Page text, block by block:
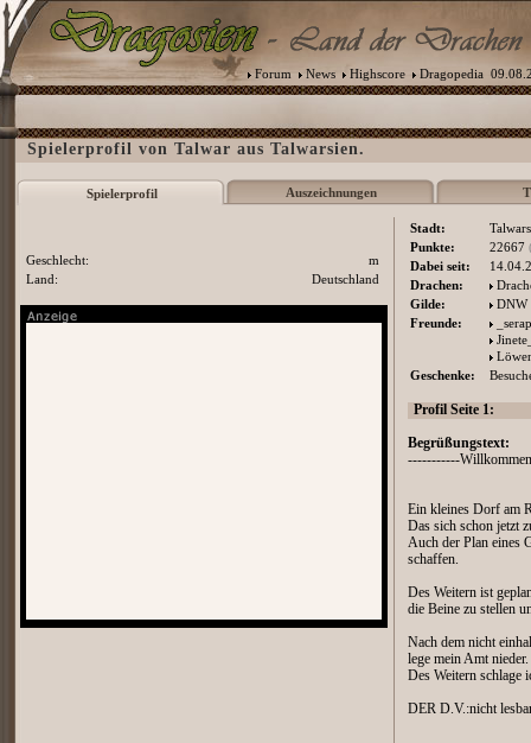
Forum News Highscore Dragopedia
Spielerprofil von Talwar aus Talwarsien.
Spielerprofil Auszeichnungen
Stadt:
Punkte:
22667
Dabei seit:
Drachen:
Gilde:
DNW
Freunde:
Geschenke:
Profil Seite 1:
Begrüßungstext:
-----------
Ein kleines Dorf am
Das sich schon jetzt
Auch der Plan eines
schaffen.
Des Weitern ist
die Beine zu stellen
Nach dem nicht
lege mein Amt nieder.
Des Weitern schlage
DER D.V.:nicht
Geschlecht:
m
Land:
Deutschland